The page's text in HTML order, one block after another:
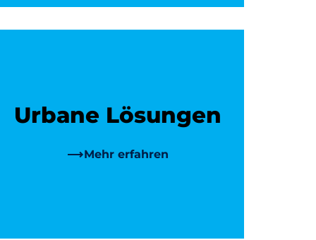
Urbane Lösungen
Mehr erfahren